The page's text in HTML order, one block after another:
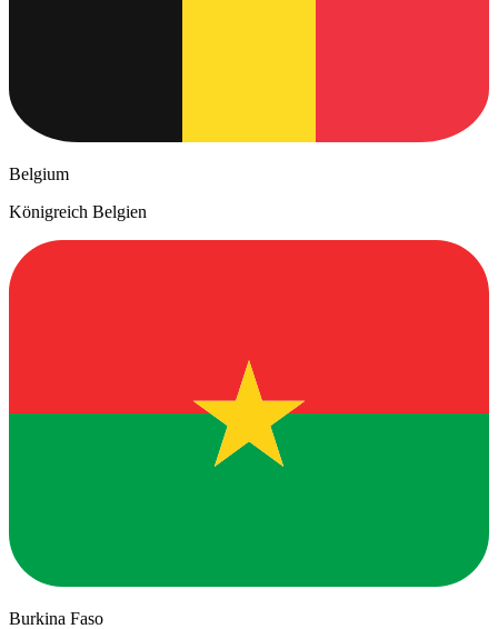
Belgium
Königreich Belgien
Burkina Faso